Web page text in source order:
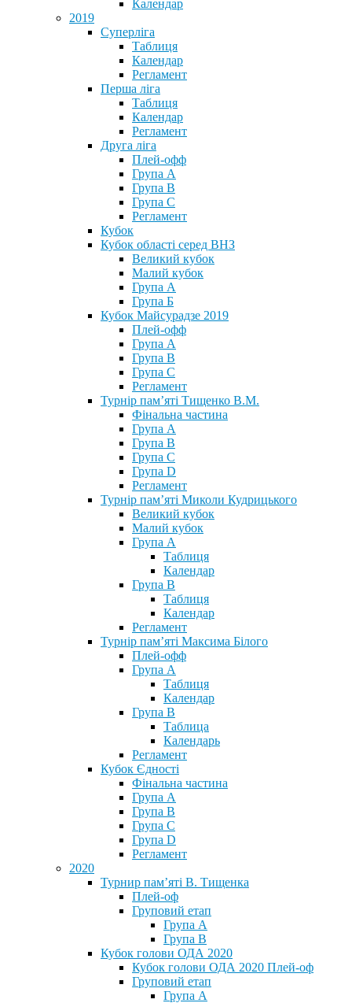
Календар
2019
Суперліга
Таблиця
Календар
Регламент
Перша ліга
Таблиця
Календар
Регламент
Друга ліга
Плей-офф
Група А
Група В
Група С
Регламент
Кубок
Кубок області серед ВНЗ
Великий кубок
Малий кубок
Група А
Група Б
Кубок Майсурадзе 2019
Плей-офф
Група А
Група В
Група С
Регламент
Турнір пам’яті Тищенко В.М.
Фінальна частина
Група А
Група В
Група С
Група D
Регламент
Турнір пам’яті Миколи Кудрицького
Великий кубок
Малий кубок
Група А
Таблиця
Календар
Група В
Таблиця
Календар
Регламент
Турнір пам’яті Максима Білого
Плей-офф
Група А
Таблиця
Календар
Група В
Таблица
Календарь
Регламент
Кубок Єдності
Фінальна частина
Група А
Група В
Група С
Група D
Регламент
2020
Турнир пам’яті В. Тищенка
Плей-оф
Груповий етап
Група А
Група В
Кубок голови ОДА 2020
Кубок голови ОДА 2020 Плей-оф
Груповий етап
Група A